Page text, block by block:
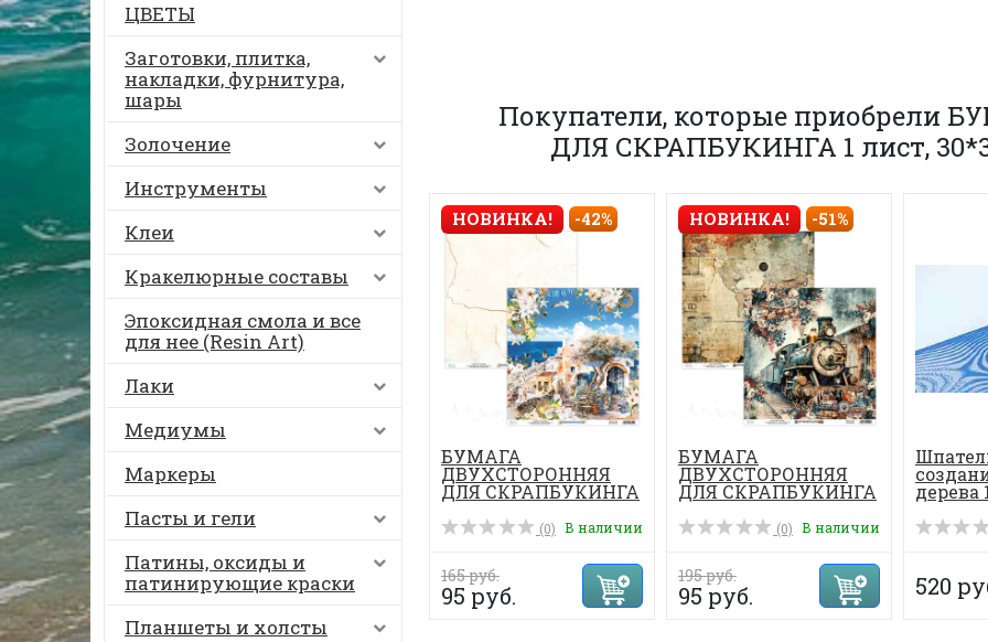
ЦВЕТЫ
Заготовки, плитка,
накладки, фурнитура,
шары
Золочение
Инструменты
Клеи
Кракелюрные составы
Эпоксидная смола и все
для нее (Resin Art)
Лаки
Медиумы
Маркеры
Пасты и гели
Патины, оксиды и
патинирующие краски
Планшеты и холсты
Покупатели, которые приобрели
ДЛЯ СКРАПБУКИНГА 1 лист,
НОВИНКА! -42%
БУМАГА
ДВУХСТОРОННЯЯ
ДЛЯ СКРАПБУКИНГА
1 лист, 30*30см.
(0) В наличии
165 руб.
95 руб.
НОВИНКА! -51%
БУМАГА
ДВУХСТОРОННЯЯ
ДЛЯ СКРАПБУКИНГА
ПАРОВОЗ 1 лист, 30*...
(0) В наличии
195 руб.
95 руб.
дерева
520